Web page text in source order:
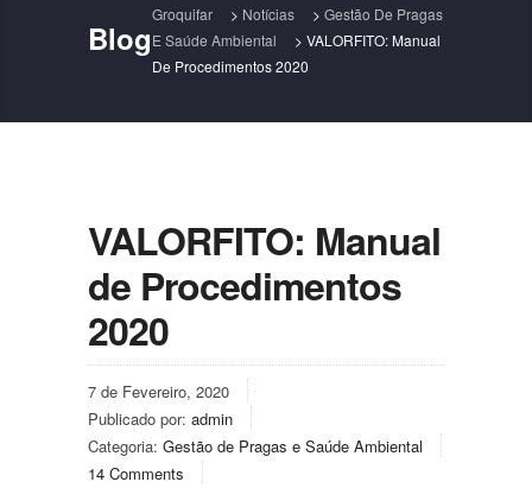
Blog
Groquifar > Notícias > Gestão De Pragas
E Saúde Ambiental
> VALORFITO: Manual
De Procedimentos 2020
VALORFITO: Manual
de Procedimentos
2020
7 de Fevereiro, 2020
Publicado por: admin
Categoria: Gestão de Pragas e Saúde Ambiental
14 Comments